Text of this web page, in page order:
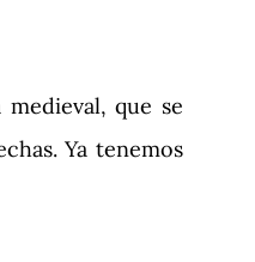
que se
Ya tenemos